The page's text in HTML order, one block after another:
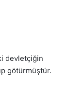
devletçiğin
götürmüştür.